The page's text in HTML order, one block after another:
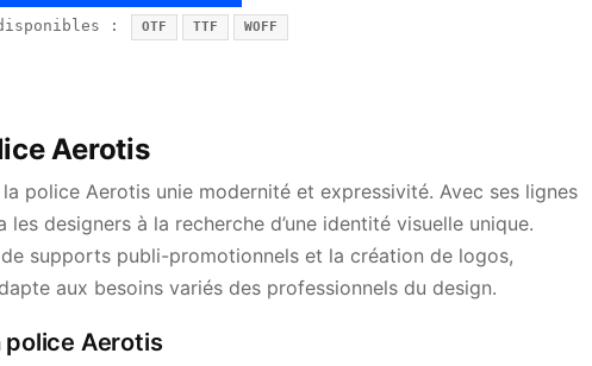
: OTF TTF WOFF
Aerotis
police Aerotis unie modernité et expressivité. Avec ses lignes
designers à la recherche d’une identité visuelle unique.
supports publi-promotionnels et la création de logos,
aux besoins variés des professionnels du design.
Aerotis